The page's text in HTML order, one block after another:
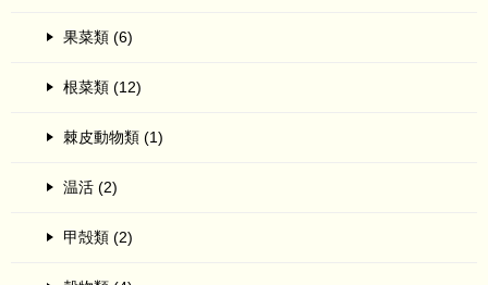
果菜類 (6)
根菜類 (12)
棘皮動物類 (1)
温活 (2)
甲殻類 (2)